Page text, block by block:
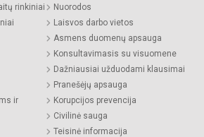
rinkiniai
ir
Nuorodos
Laisvos darbo vietos
Asmens duomenų apsauga
Konsultavimasis su visuomene
Dažniausiai užduodami klausimai
Pranešėjų apsauga
Korupcijos prevencija
Civilinė sauga
Teisinė informacija